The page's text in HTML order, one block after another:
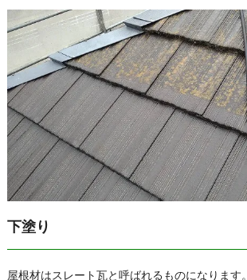
下塗り
屋根材はスレート瓦と呼ばれるものになります。